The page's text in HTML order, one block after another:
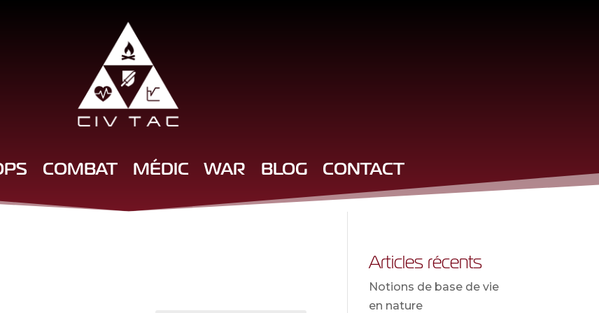
COMBAT MÉDIC WAR BLOG CONTACT
Articles récents
Notions de base de vie
en nature